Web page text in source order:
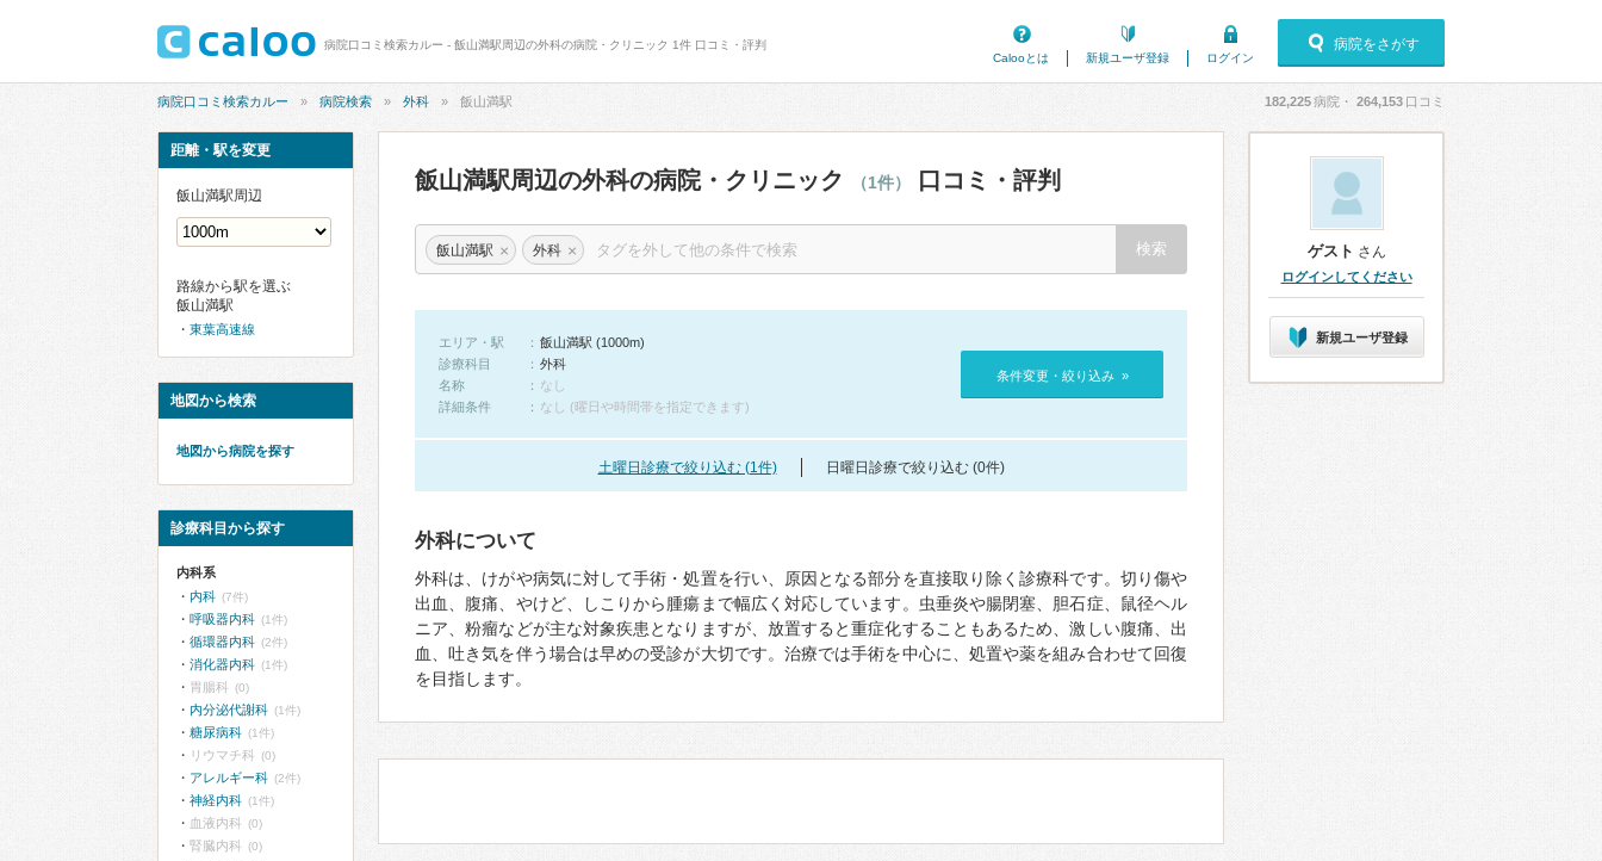
病院口コミ検索カルー - 飯山満駅周辺の外科の病院・クリニック 1件 口コミ・評判
Calooとは
新規ユーザ登録 ログイン
病院をさがす
病院口コミ検索カルー 病院検索 外科 飯山満駅 182,225病院・ 264,153 口コミ
飯山満駅周辺の外科の病院・クリニック （1件） 口コミ・評判
飯山満駅 × 外科 ×
エリア・駅
飯山満駅 (1000m)
診療科目
外科
名称
なし
詳細条件
なし (曜日や時間帯を指定できます)
条件変更・絞り込み »
土曜日診療で絞り込む (1件) 日曜日診療で絞り込む (0件)
外科について
外科は、けがや病気に対して手術・処置を行い、原因となる部分を直接取り除く診療科です。切り傷や
出血、腹痛、やけど、しこりから腫瘍まで幅広く対応しています。虫垂炎や腸閉塞、胆石症、鼠径ヘル
ニア、粉瘤などが主な対象疾患となりますが、放置すると重症化することもあるため、激しい腹痛、出
血、吐き気を伴う場合は早めの受診が大切です。治療では手術を中心に、処置や薬を組み合わせて回復
を目指します。
距離・駅を変更
飯山満駅周辺
路線から駅を選ぶ
飯山満駅
東葉高速線
地図から検索
地図から病院を探す
診療科目から探す
内科系
内科 (7件)
呼吸器内科 (1件)
循環器内科 (2件)
消化器内科 (1件)
胃腸科 (0)
内分泌代謝科 (1件)
糖尿病科 (1件)
リウマチ科 (0)
アレルギー科 (2件)
神経内科 (1件)
血液内科 (0)
腎臓内科 (0)
ゲスト さん
ログインしてください
新規ユーザ登録